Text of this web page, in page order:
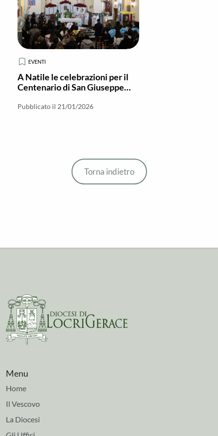
EVENTI
A Natile le celebrazioni per il
Centenario di San Giuseppe
Pubblicato il 21/01/2026
Torna indietro
Menu
Home
Il Vescovo
La Diocesi